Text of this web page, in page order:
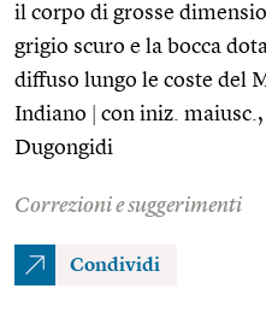
il corpo di grosse
grigio scuro e la bocca
diffuso lungo le coste del
Indiano
con iniz.
Dugongidi
Correzioni e suggerimenti
Condividi